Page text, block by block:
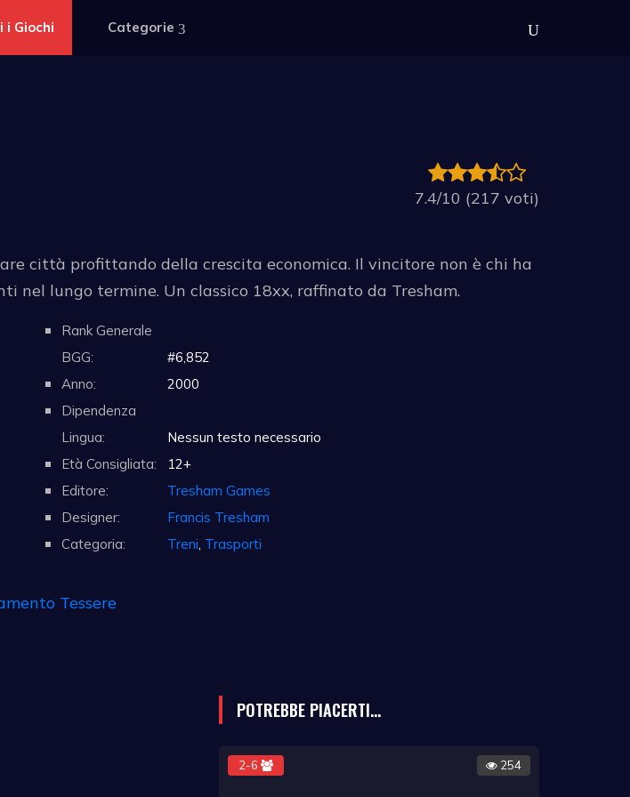
i Giochi Categorie
7.4/10 (217 voti)
città profittando della crescita economica. Il vincitore non è chi ha
nel lungo termine. Un classico 18xx, raffinato da Tresham.
Rank Generale
BGG:
#6,852
Anno:
2000
Dipendenza
Lingua:
Nessun testo necessario
Età Consigliata:
12+
Editore:
Tresham Games
Designer:
Francis Tresham
Categoria:
Treni Trasporti
Tessere
POTREBBE PIACERTI...
2-6 254